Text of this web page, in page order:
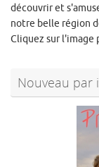
découvrir et
notre belle région
Cliquez sur l'image
Nouveau par